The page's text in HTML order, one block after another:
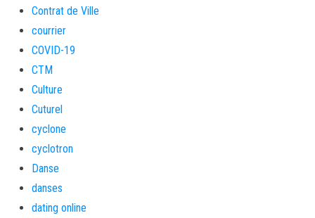
Contrat de Ville
courrier
COVID-19
CTM
Culture
Cuturel
cyclone
cyclotron
Danse
danses
dating online